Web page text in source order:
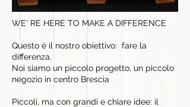
WE' RE HERE TO MAKE A DIFFERENCE
Questo è il nostro obiettivo: fare la
differenza.
Noi siamo un piccolo progetto, un piccolo
negozio in centro Brescia
Piccoli, ma con grandi e chiare idee: il